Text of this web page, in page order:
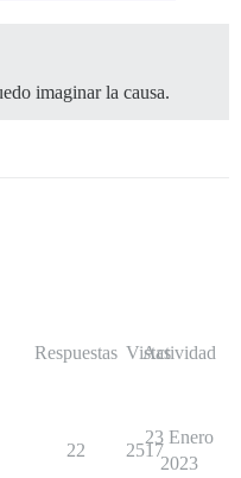
imaginar la causa.
Respuestas Vistas
Actividad
22 2517
23 Enero
2023